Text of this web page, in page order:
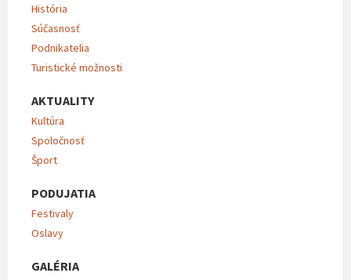
História
Súčasnosť
Podnikatelia
Turistické možnosti
AKTUALITY
Kultúra
Spoločnosť
Šport
PODUJATIA
Festivaly
Oslavy
GALÉRIA